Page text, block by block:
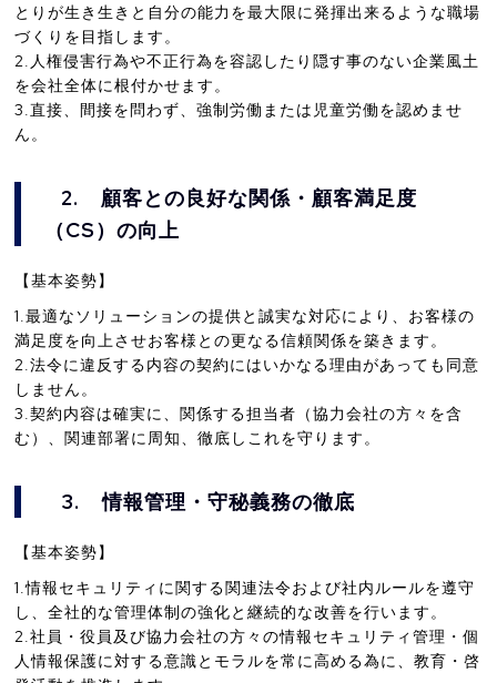
とりが生き生きと自分の能力を最大限に発揮出来るような職場
づくりを目指します。
2.人権侵害行為や不正行為を容認したり隠す事のない企業風土
を会社全体に根付かせます。
3.直接、間接を問わず、強制労働または児童労働を認めませ
ん。
2.
顧客との良好な関係・顧客満足度
（CS）の向上
【基本姿勢】
1.最適なソリューションの提供と誠実な対応により、お客様の
満足度を向上させお客様との更なる信頼関係を築きます。
2.法令に違反する内容の契約にはいかなる理由があっても同意
しません。
3.契約内容は確実に、関係する担当者（協力会社の方々を含
む）、関連部署に周知、徹底しこれを守ります。
3. 情報管理・守秘義務の徹底
【基本姿勢】
1.情報セキュリティに関する関連法令および社内ルールを遵守
し、全社的な管理体制の強化と継続的な改善を行います。
2.社員・役員及び協力会社の方々の情報セキュリティ管理・個
人情報保護に対する意識とモラルを常に高める為に、教育・啓